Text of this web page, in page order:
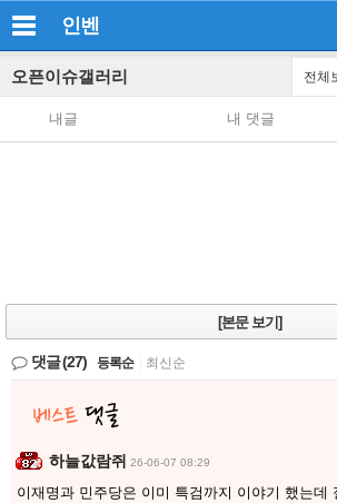
인벤
오픈이슈갤러리 전체
내글 내 댓글
[본문 보기]
댓글(27) 등록순 최신순
하늘값람쥐 26-06-07 08:29
이재명과 민주당은 이미 특검까지 이야기 했는데